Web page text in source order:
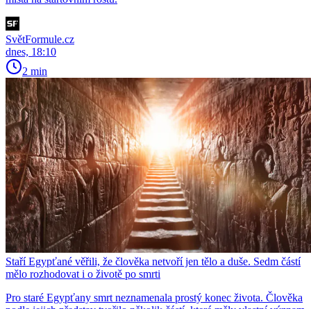
SvětFormule.cz
dnes, 18:10
2 min
Staří Egypťané věřili, že člověka netvoří jen tělo a duše. Sedm částí
mělo rozhodovat i o životě po smrti
Pro staré Egypťany smrt neznamenala prostý konec života. Člověka